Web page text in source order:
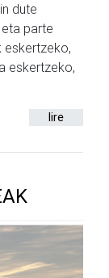
dute
parte
eskertzeko,
eskertzeko,
lire